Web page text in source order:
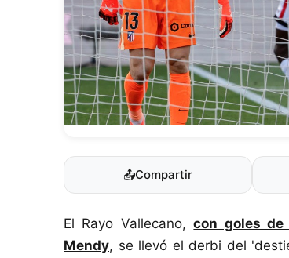
📤Compartir
El Rayo Vallecano,con goles de
Mendy, se llevó el derbi del